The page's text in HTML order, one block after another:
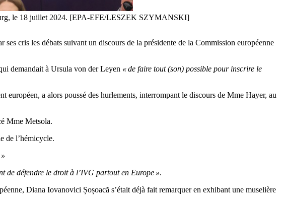
le 18 juillet 2024. [EPA-EFE/LESZEK SZYMANSKI]
cris les débats suivant un discours de la présidente de la Commission européenne
demandait à Ursula von der Leyen « de faire tout (son) possible pour inscrire le
a alors poussé des hurlements, interrompant le discours de Mme Hayer, au
Mme Metsola.
de l’hémicycle.
de défendre le droit à l’IVG partout en Europe ».
Diana Iovanovici Șoșoacă s’était déjà fait remarquer en exhibant une muselière